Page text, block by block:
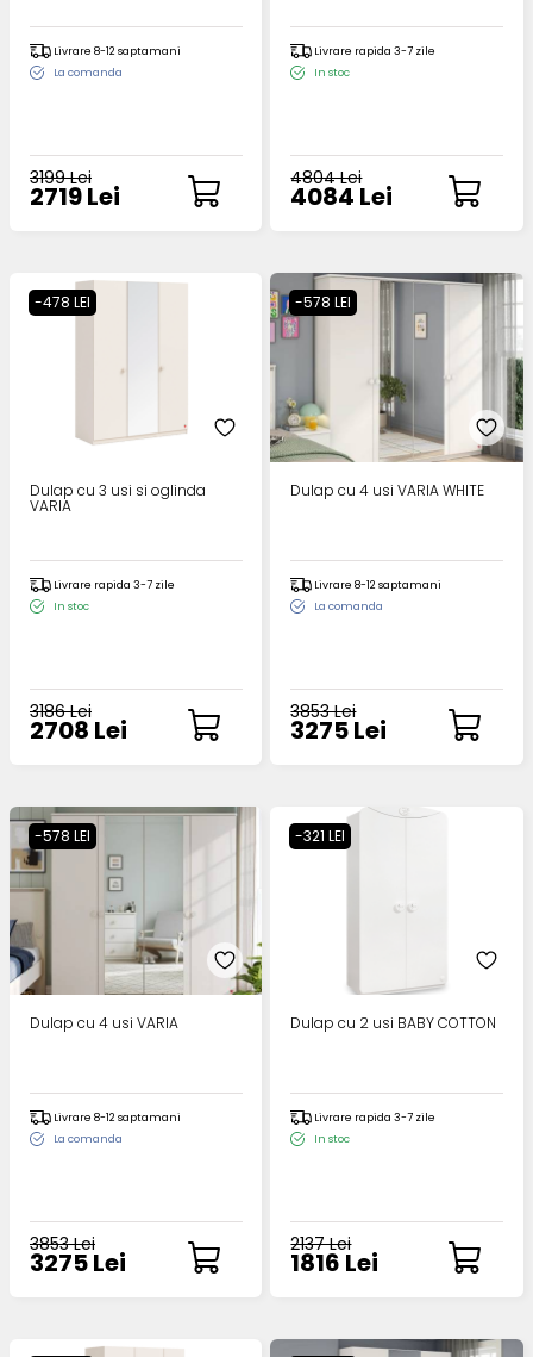
Livrare 8-12 saptamani
La comanda
3199 Lei
2719 Lei
Livrare rapida 3-7 zile
In stoc
4804 Lei
4084 Lei
-478 LEI
Dulap cu 3 usi si oglinda
VARIA
Livrare rapida 3-7 zile
In stoc
3186 Lei
2708 Lei
-578 LEI
Dulap cu 4 usi VARIA WHITE
Livrare 8-12 saptamani
La comanda
3853 Lei
3275 Lei
-578 LEI
Dulap cu 4 usi VARIA
Livrare 8-12 saptamani
La comanda
3853 Lei
3275 Lei
-321 LEI
Dulap cu 2 usi BABY COTTON
Livrare rapida 3-7 zile
In stoc
2137 Lei
1816 Lei